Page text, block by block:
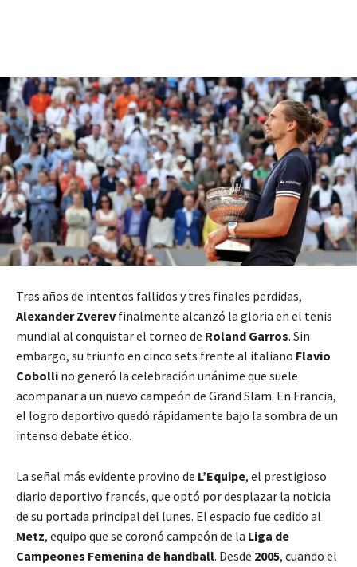
Tras años de intentos fallidos y tres finales perdidas,
Alexander Zverev finalmente alcanzó la gloria en el tenis
mundial al conquistar el torneo de Roland Garros. Sin
embargo, su triunfo en cinco sets frente al italiano Flavio
Cobolli no generó la celebración unánime que suele
acompañar a un nuevo campeón de Grand Slam. En Francia,
el logro deportivo quedó rápidamente bajo la sombra de un
intenso debate ético.
La señal más evidente provino de L’Equipe, el prestigioso
diario deportivo francés, que optó por desplazar la noticia
de su portada principal del lunes. El espacio fue cedido al
Metz, equipo que se coronó campeón de la Liga de
Campeones Femenina de handball. Desde 2005, cuando el